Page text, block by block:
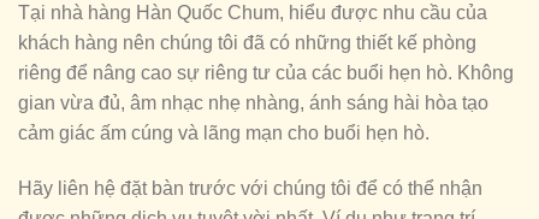
Tại nhà hàng Hàn Quốc Chum, hiểu được nhu cầu của
khách hàng nên chúng tôi đã có những thiết kế phòng
riêng để nâng cao sự riêng tư của các buổi hẹn hò. Không
gian vừa đủ, âm nhạc nhẹ nhàng, ánh sáng hài hòa tạo
cảm giác ấm cúng và lãng mạn cho buổi hẹn hò.
Hãy liên hệ đặt bàn trước với chúng tôi để có thể nhận